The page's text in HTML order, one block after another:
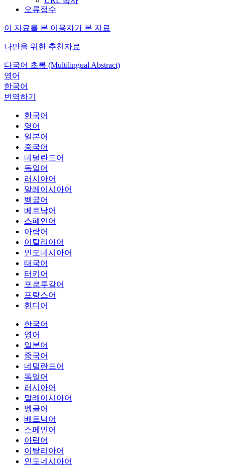
오류접수
이 자료를 본 이용자가 본 자료
나만을 위한 추천자료
다국어 초록 (Multilingual Abstract)
영어
한국어
번역하기
한국어
영어
일본어
중국어
네덜란드어
독일어
러시아어
말레이시아어
벵골어
베트남어
스페인어
아랍어
이탈리아어
인도네시아어
태국어
터키어
포르투갈어
프랑스어
힌디어
한국어
영어
일본어
중국어
네덜란드어
독일어
러시아어
말레이시아어
벵골어
베트남어
스페인어
아랍어
이탈리아어
인도네시아어